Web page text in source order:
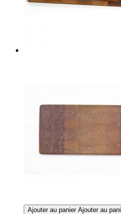
Ajouter au panier Ajouter au